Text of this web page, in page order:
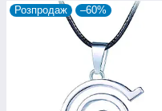
Розпродаж –60%